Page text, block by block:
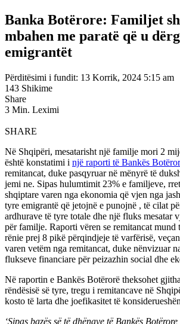
Banka Botërore: Familjet
mbahen me paratë që u
emigrantët
Përditësimi i fundit: 13 Korrik, 2024 5:15 am
143 Shikime
Share
3 Min. Leximi
SHARE
Në Shqipëri, mesatarisht një familje mori 2
është konstatimi i një raporti të Bankës
remitancat, duke pasqyruar në mënyrë të
jemi ne. Sipas hulumtimit 23% e familjeve,
shqiptare varen nga ekonomia që vjen nga
tyre emigrantë që jetojnë e punojnë , të cilat
ardhurave të tyre totale dhe një fluks mesatar
për familje. Raporti vëren se remitancat mund
rënie prej 8 pikë përqindjeje të varfërisë,
varen vetëm nga remitancat, duke nënvizuar
flukseve financiare për peizazhin social dhe
Në raportin e Bankës Botërorë theksohet
rëndësisë së tyre, tregu i remitancave në
kosto të larta dhe joefikasitet të
‘Sipas bazës së të dhënave të Bankës